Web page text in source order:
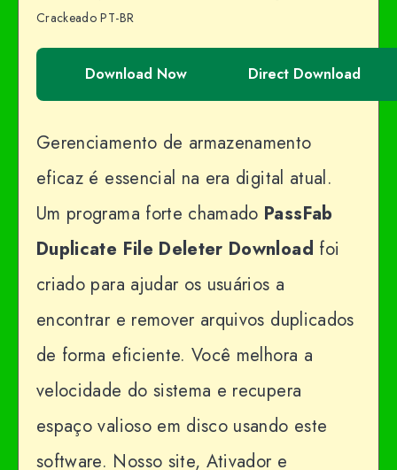
Crackeado PT-BR
Download Now Direct Download
Gerenciamento de armazenamento
eficaz é essencial na era digital atual.
Um programa forte chamado PassFab
Duplicate File Deleter Download foi
criado para ajudar os usuários a
encontrar e remover arquivos duplicados
de forma eficiente. Você melhora a
velocidade do sistema e recupera
espaço valioso em disco usando este
software. Nosso site, Ativador e